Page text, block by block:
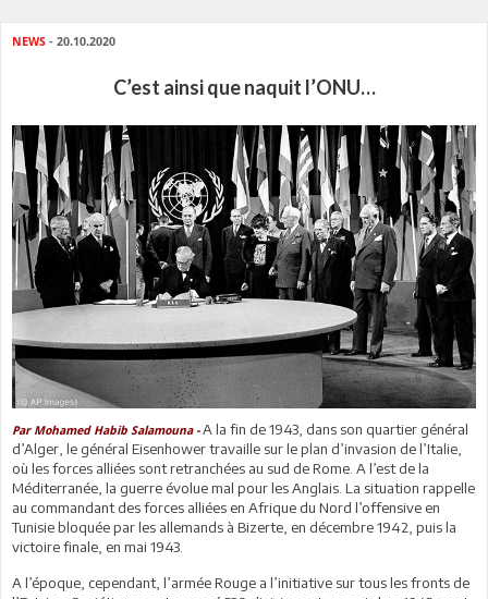
NEWS - 20.10.2020
C’est ainsi que naquit l’ONU…
Par Mohamed Habib Salamouna -A la fin de 1943, dans son quartier général
d’Alger, le général Eisenhower travaille sur le plan d’invasion de l’Italie,
où les forces alliées sont retranchées au sud de Rome. A l’est de la
Méditerranée, la guerre évolue mal pour les Anglais. La situation rappelle
au commandant des forces alliées en Afrique du Nord l’offensive en
Tunisie bloquée par les allemands à Bizerte, en décembre 1942, puis la
victoire finale, en mai 1943.
A l’époque, cependant, l’armée Rouge a l’initiative sur tous les fronts de